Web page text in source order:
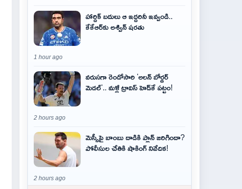
హార్దిక్ బదులు ఆ ఇద్దరినీ ఇవ్వండి..
కేకేఆర్‌కు అశ్విన్ షరతు
1 hour ago
వరుసగా రెండోసారి 'అలన్ బోర్డర్
మెడల్'.. మళ్లీ ట్రావిస్ హెడ్‌కే పట్టం!
2 hours ago
మెస్సీపై బాంబు దాడికి ప్లాన్‌ జరిగిందా?
పోలీసుల చేతికి షాకింగ్‌ నివేదిక!
2 hours ago